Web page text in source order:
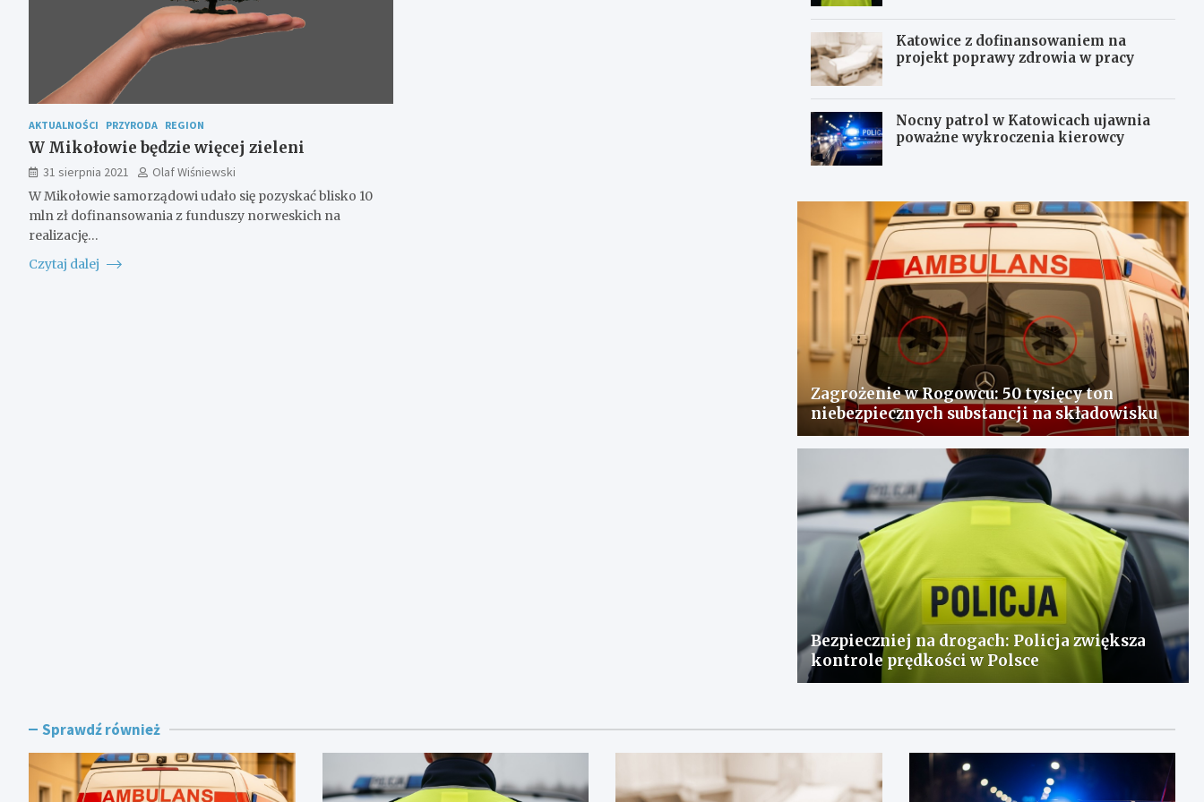
AKTUALNOŚCI PRZYRODA REGION
W Mikołowie będzie więcej zieleni
31 sierpnia 2021
Olaf Wiśniewski
W Mikołowie samorządowi udało się pozyskać blisko 10
mln zł dofinansowania z funduszy norweskich na
realizację…
Czytaj dalej
Katowice z dofinansowaniem na
projekt poprawy zdrowia w pracy
Nocny patrol w Katowicach ujawnia
poważne wykroczenia kierowcy
Zagrożenie w Rogowcu: 50 tysięcy ton
niebezpiecznych substancji na składowisku
Bezpieczniej na drogach: Policja zwiększa
kontrole prędkości w Polsce
Sprawdź również